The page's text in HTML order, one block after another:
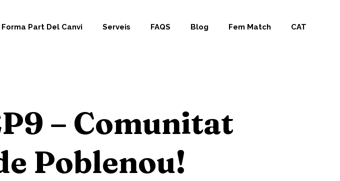
Forma Part Del Canvi Serveis FAQS Blog Fem Match CAT
– Comunitat
Poblenou!